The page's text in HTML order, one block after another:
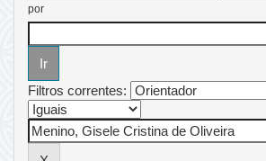
por
Filtros correntes: